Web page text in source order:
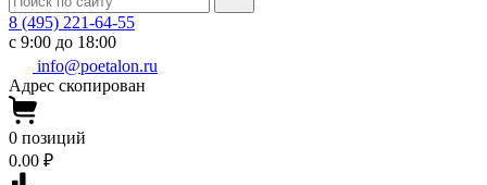
8 (495) 221-64-55
с 9:00 до 18:00
info@poetalon.ru
Адрес скопирован
0 позиций
0.00 ₽